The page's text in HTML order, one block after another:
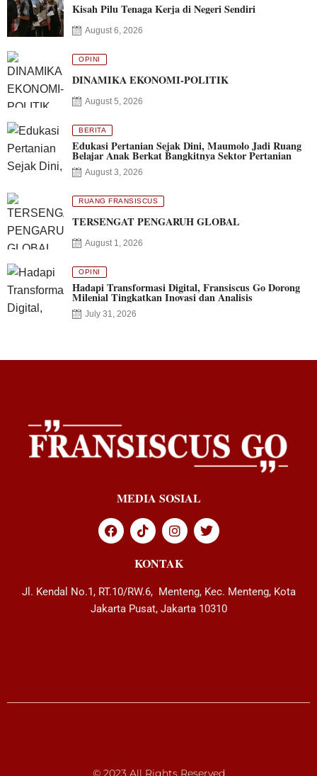
Kisah Pilu Tenaga Kerja di Negeri Sendiri
August 6, 2026
OPINI
DINAMIKA EKONOMI-POLITIK
August 5, 2026
BERITA
Edukasi Pertanian Sejak Dini, Maumolo Jadi Ruang
Belajar Anak Berkat Bangkitnya Sektor Pertanian
August 3, 2026
RUANG FRANSISCUS
TERSENGAT PENGARUH GLOBAL
August 1, 2026
OPINI
Hadapi Transformasi Digital, Fransiscus Go Dorong
Milenial Tingkatkan Inovasi dan Analisis
July 31, 2026
MEDIA SOSIAL
KONTAK
Jl. Kendal No.1, RT.10/RW.6, Menteng, Kec. Menteng, Kota
Jakarta Pusat, Jakarta 10310
© 2023 All Rights Reserved